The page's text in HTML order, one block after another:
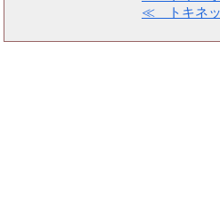
≪ トキネッ